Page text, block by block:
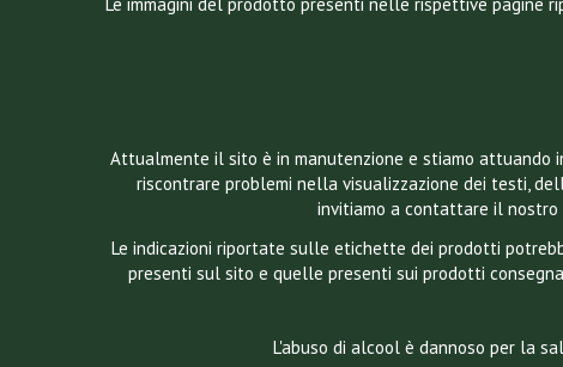
Attualmente il sito è in manutenzione e stiamo attuando
riscontrare problemi nella visualizzazione dei testi,
invitiamo a contattare il nostro
Le indicazioni riportate sulle etichette dei prodotti
presenti sul sito e quelle presenti sui prodotti
L'abuso di alcool è dannoso per la